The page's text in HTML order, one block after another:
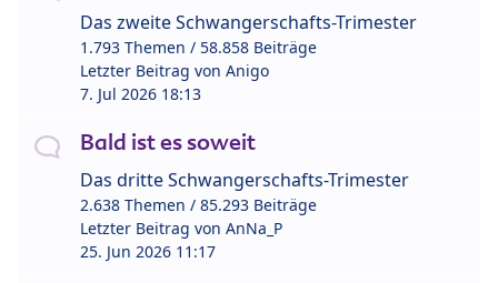
Das zweite Schwangerschafts-Trimester
1.793 Themen / 58.858 Beiträge
Letzter Beitrag von Anigo
7. Jul 2026 18:13
Bald ist es soweit
Das dritte Schwangerschafts-Trimester
2.638 Themen / 85.293 Beiträge
Letzter Beitrag von AnNa_P
25. Jun 2026 11:17